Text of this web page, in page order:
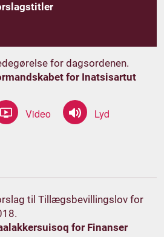
for dagsordenen.
for Inatsisartut
til Tillægsbevillingslov for
for Finanser